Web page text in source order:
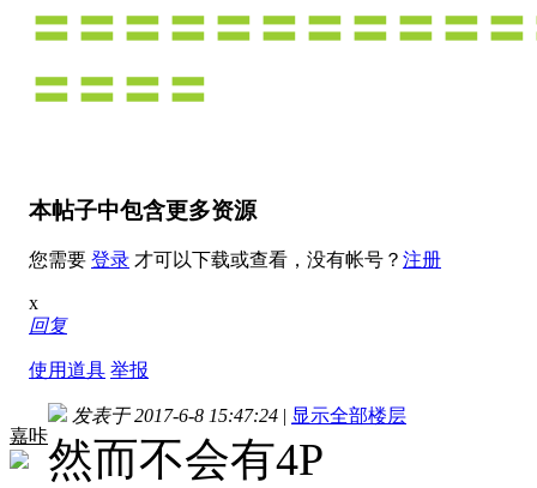
〓〓〓〓〓〓〓〓〓〓
〓〓〓〓
本帖子中包含更多资源
您需要 登录 才可以下载或查看，没有帐号？ 注册
x
回复
使用道具 举报
嘉咔
发表于 2017-6-8 15:47:24 | 显示全部楼层
然而不会有4P